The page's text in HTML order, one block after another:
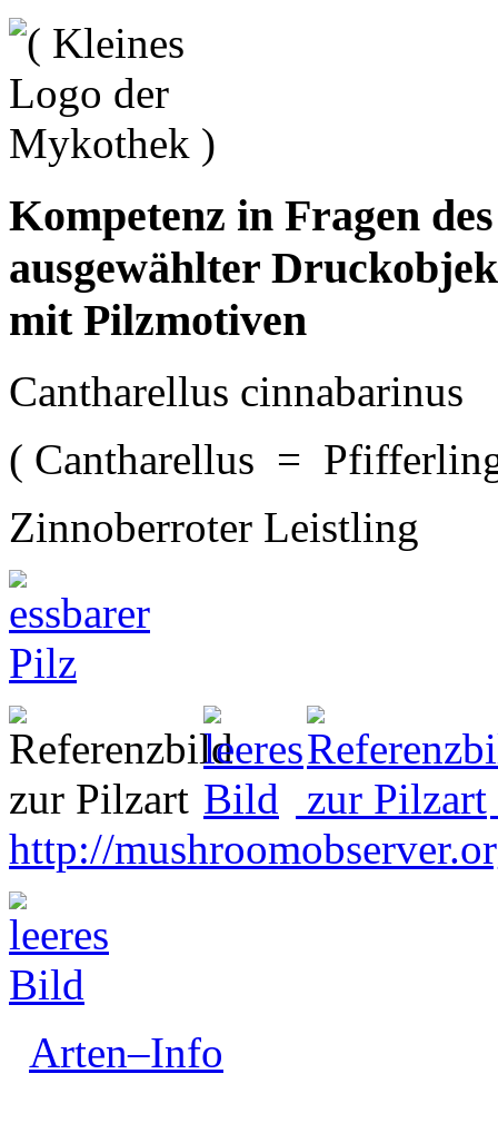
Kompetenz in Fragen
ausgewählter
mit Pilzmotiven
Cantharellus cinnabarinus
( Cantharellus =
Zinnoberroter Leistling
http://
Arten–Info